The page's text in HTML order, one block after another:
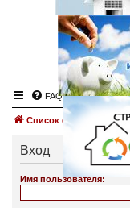
FAQ
Список форумов
Вход
Имя пользователя: